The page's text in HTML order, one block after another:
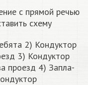
с прямой речью
схему
2) Кон­дук­тор
3) Кон­дук­тор
про­езд 4) За­пла­